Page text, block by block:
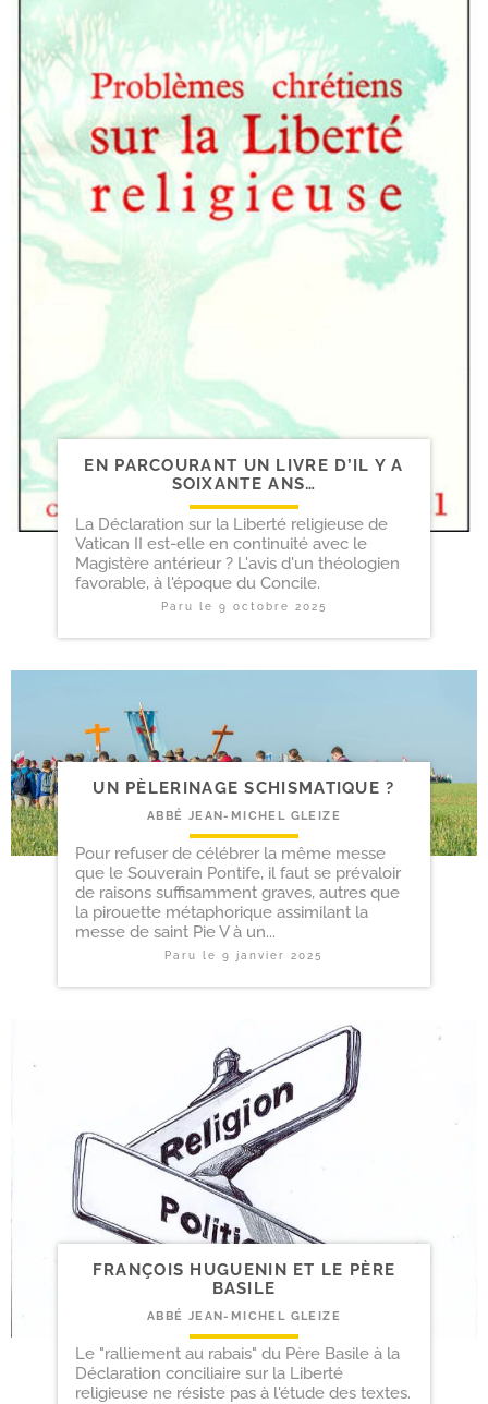
EN PARCOURANT UN LIVRE D’IL Y A
SOIXANTE ANS…
La Déclaration sur la Liberté religieuse de
Vatican II est-elle en continuité avec le
Magistère antérieur ? L'avis d'un théologien
favorable, à l'époque du Concile.
Paru le 9 octobre 2025
UN PÈLERINAGE SCHISMATIQUE ?
ABBÉ JEAN-MICHEL GLEIZE
Pour refuser de célébrer la même messe
que le Souverain Pontife, il faut se prévaloir
de raisons suffisamment graves, autres que
la pirouette métaphorique assimilant la
messe de saint Pie V à un...
Paru le9 janvier 2025
FRANÇOIS HUGUENIN ET LE PÈRE
BASILE
ABBÉ JEAN-MICHEL GLEIZE
Le "ralliement au rabais" du Père Basile à la
Déclaration conciliaire sur la Liberté
religieuse ne résiste pas à l'étude des textes.